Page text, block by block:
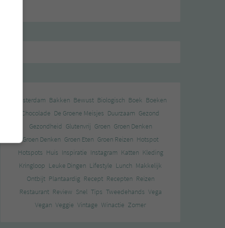
Amsterdam Bakken Bewust Biologisch Boek Boeken
Chocolade De Groene Meisjes Duurzaam Gezond
Gezondheid Glutenvrij Groen Groen Denken
Groen Denken Groen Eten Groen Reizen Hotspot
Hotspots Huis Inspiratie Instagram Katten Kleding
Kringloop Leuke Dingen Lifestyle Lunch Makkelijk
Ontbijt Plantaardig Recept Recepten Reizen
Restaurant Review Snel Tips Tweedehands Vega
Vegan Veggie Vintage Winactie Zomer